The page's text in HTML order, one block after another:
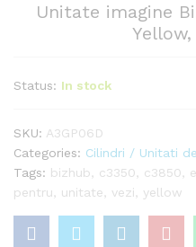
Unitate imagine
Status: In stock
SKU: A3GP06D
Categories: Cilindri / Unitati
Tags: bizhub c3350 c3850
pentru
unitate vezi yellow